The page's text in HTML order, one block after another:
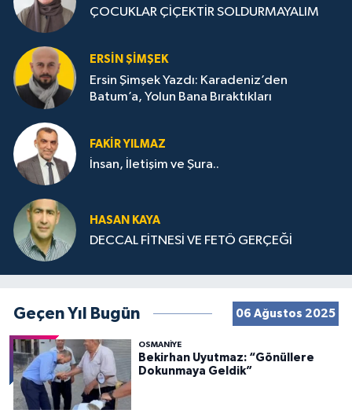
ÇOCUKLAR ÇİÇEKTİR SOLDURMAYALIM
ERSIN ŞIMŞEK
Ersin Şimşek Yazdı: Karadeniz’den
Batum’a, Yolun Bana Bıraktıkları
FAKIR YILMAZ
İnsan, İletişim ve Şura..
HASAN KAYA
DECCAL FİTNESİ VE FETÖ GERÇEĞİ
Geçen Yıl Bugün 06 Ağustos 2025
OSMANIYE
Bekirhan Uyutmaz: “Gönüllere
Dokunmaya Geldik”